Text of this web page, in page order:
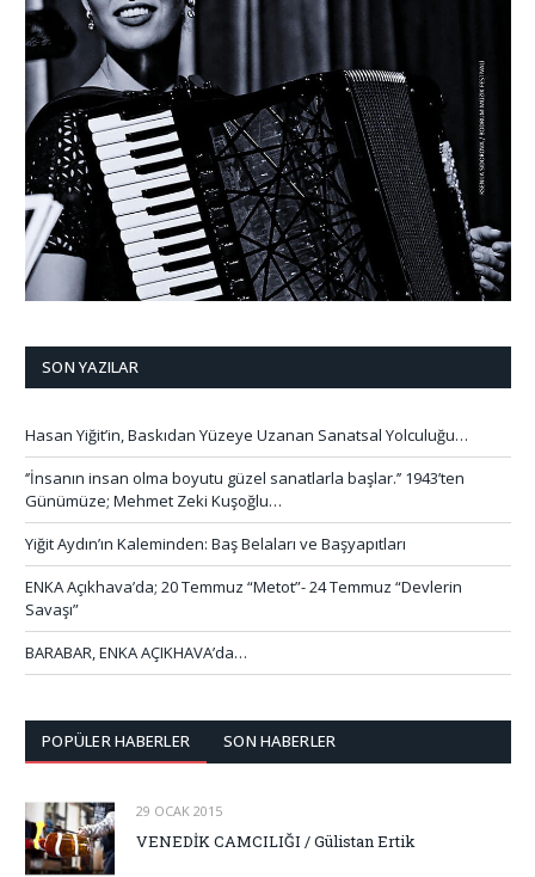
SON YAZILAR
Hasan Yiğit’in, Baskıdan Yüzeye Uzanan Sanatsal Yolculuğu…
‘’İnsanın insan olma boyutu güzel sanatlarla başlar.’’ 1943’ten
Günümüze; Mehmet Zeki Kuşoğlu…
Yiğit Aydın’ın Kaleminden: Baş Belaları ve Başyapıtları
ENKA Açıkhava’da; 20 Temmuz “Metot”- 24 Temmuz “Devlerin
Savaşı”
BARABAR, ENKA AÇIKHAVA’da…
POPÜLER HABERLER SON HABERLER
29 OCAK 2015
VENEDİK CAMCILIĞI / Gülistan Ertik